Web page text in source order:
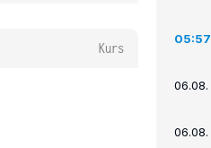
Kurs
05:57
06.08.
06.08.